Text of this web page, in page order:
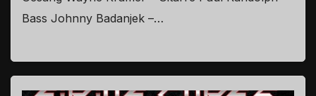
Bass Johnny Badanjek –…